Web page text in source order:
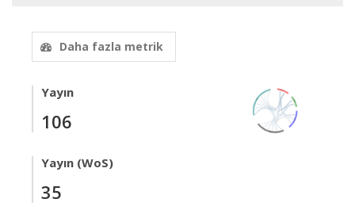
Daha fazla metrik
Yayın
106
Yayın (WoS)
35